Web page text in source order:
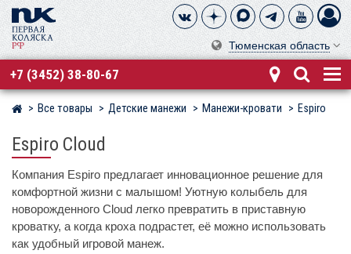
Тюменская область
+7 (3452) 38-80-67
Магазин детских колясок
Все товары Детские манежи Манежи-кровати Espiro
Espiro Cloud
Компания Espiro предлагает инновационное решение для
комфортной жизни с малышом! Уютную колыбель для
новорожденного Cloud легко превратить в приставную
кроватку, а когда кроха подрастет, её можно использовать
как удобный игровой манеж.